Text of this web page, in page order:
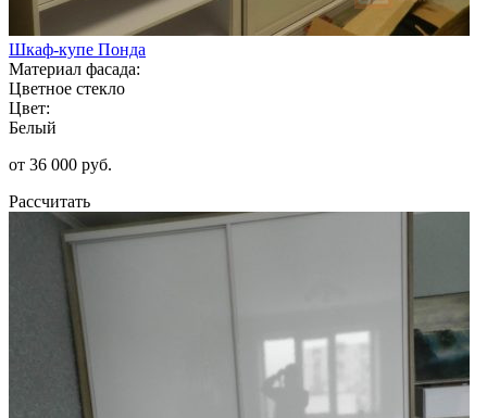
Шкаф-купе Понда
Материал фасада:
Цветное стекло
Цвет:
Белый
от 36 000 руб.
Рассчитать